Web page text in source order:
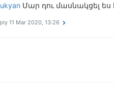
Մար դու մասնակցել ես
11 Mar 2020, 13:26